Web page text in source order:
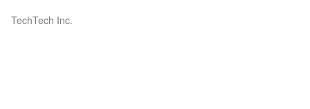
TechTech Inc.